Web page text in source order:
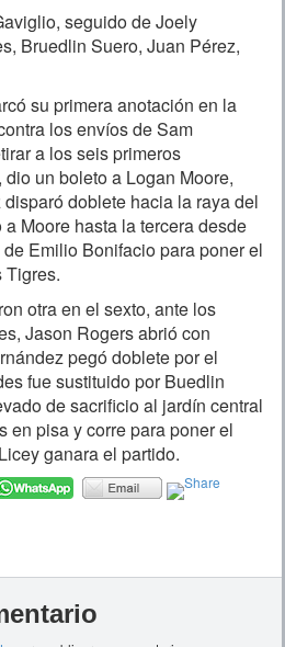
seguido de Joely
Bruedlin Suero, Juan Pérez,
su primera anotación en la
los envíos de Sam
a los seis primeros
un boleto a Logan Moore,
doblete hacia la raya del
Moore hasta la tercera desde
Emilio Bonifacio para poner el
Tigres.
otra en el sexto, ante los
Jason Rogers abrió con
pegó doblete por el
fue sustituido por Buedlin
de sacrificio al jardín central
en pisa y corre para poner el
ganara el partido.